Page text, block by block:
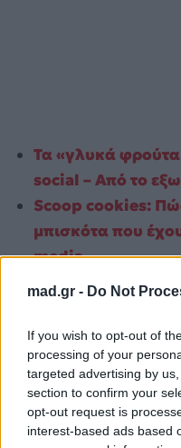
mad.gr - Do Not
If you wish to opt-out of
processing of your
targeted advertising by
section to confirm your
opt-out request is
interest-based ads based
Τα «γλυκά
social – Από το
Scoop cookies:
μπισκότα που
media
Για σχόλια,
Facebook,
ακολουθήστε μας στο
soft cookies Γαρυφαλλιά